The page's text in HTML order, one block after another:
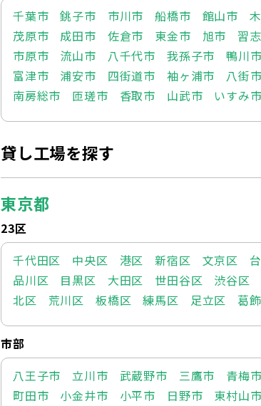
千葉市 銚子市 市川市 船橋市 館山市
茂原市
成田市 佐倉市 東金市 旭市 習
市原市
流山市 八千代市 我孫子市 鴨川市
富津市
浦安市 四街道市 袖ヶ浦市 八街市
南房総市
匝瑳市 香取市 山武市 いすみ市
貸し工場を探す
東京都
23区
千代田区
中央区 港区 新宿区 文京区
品川区
目黒区 大田区 世田谷区 渋谷区
北区
荒川区 板橋区 練馬区 足立区 葛
市部
八王子市
立川市 武蔵野市 三鷹市 青梅市
町田市
小金井市 小平市 日野市 東村山市